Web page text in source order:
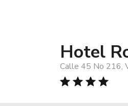
Hotel
Calle 45 No 216,